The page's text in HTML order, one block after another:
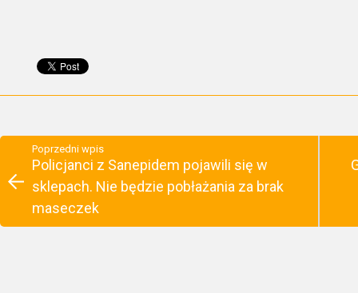
Poprzedni wpis
Policjanci z Sanepidem pojawili się w
sklepach. Nie będzie pobłażania za brak
maseczek